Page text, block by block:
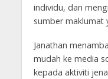
individu, dan
sumber maklumat
Janathan
mudah ke media
kepada aktiviti